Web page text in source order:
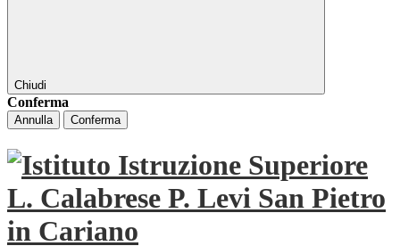
Chiudi
Conferma
Annulla Conferma